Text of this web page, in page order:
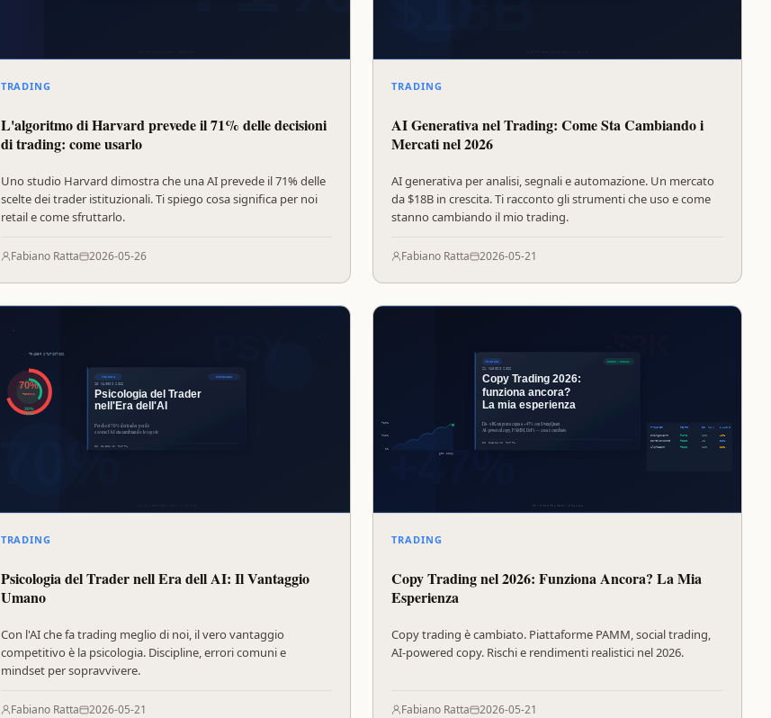
TRADING
L'algoritmo di Harvard prevede il 71% delle decisioni
di trading: come usarlo
Uno studio Harvard dimostra che una AI prevede il 71% delle
scelte dei trader istituzionali. Ti spiego cosa significa per noi
retail e come sfruttarlo.
Fabiano Ratta 2026-05-26
TRADING
AI Generativa nel Trading: Come Sta Cambiando i
Mercati nel 2026
AI generativa per analisi, segnali e automazione. Un mercato
da $18B in crescita. Ti racconto gli strumenti che uso e come
stanno cambiando il mio trading.
Fabiano Ratta 2026-05-21
TRADING
Psicologia del Trader nell Era dell AI: Il Vantaggio
Umano
Con l'AI che fa trading meglio di noi, il vero vantaggio
competitivo è la psicologia. Discipline, errori comuni e
mindset per sopravvivere.
Fabiano Ratta 2026-05-21
TRADING
Copy Trading nel 2026: Funziona Ancora? La Mia
Esperienza
Copy trading è cambiato. Piattaforme PAMM, social trading,
AI-powered copy. Rischi e rendimenti realistici nel 2026.
Fabiano Ratta 2026-05-21